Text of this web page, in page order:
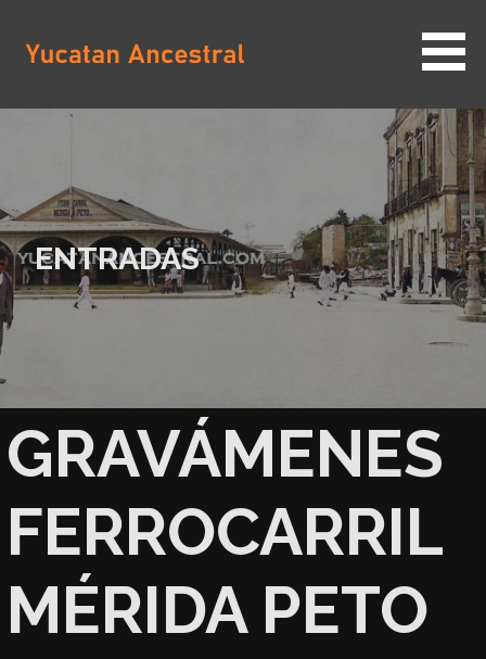
contenido
YUCATAN ANCESTRAL
ENTRADAS
GRAVÁMENES
FERROCARRIL
MÉRIDA PETO